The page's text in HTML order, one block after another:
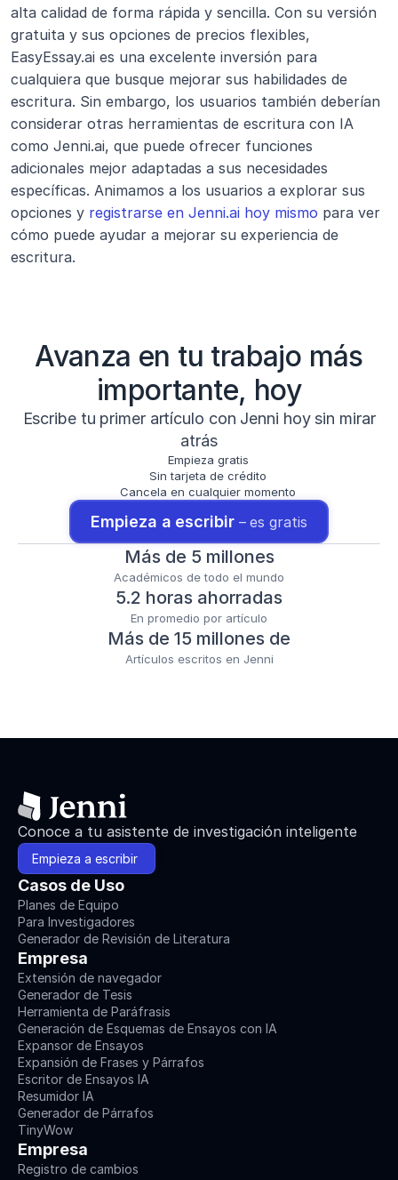
alta calidad de forma rápida y sencilla. Con su versión
gratuita y sus opciones de precios flexibles,
EasyEssay.ai es una excelente inversión para
cualquiera que busque mejorar sus habilidades de
escritura. Sin embargo, los usuarios también deberían
considerar otras herramientas de escritura con IA
como Jenni.ai, que puede ofrecer funciones
adicionales mejor adaptadas a sus necesidades
específicas. Animamos a los usuarios a explorar sus
opciones y registrarse en Jenni.ai hoy mismo para ver
cómo puede ayudar a mejorar su experiencia de
escritura.
Avanza en tu trabajo más
importante, hoy
Escribe tu primer artículo con Jenni hoy sin mirar
atrás
Empieza gratis
Sin tarjeta de crédito
Cancela en cualquier momento
Empieza a escribir – es gratis
Más de 5 millones
Académicos de todo el mundo
5.2 horas ahorradas
En promedio por artículo
Más de 15 millones de
Artículos escritos en Jenni
Conoce a tu asistente de investigación inteligente
Empieza a escribir
Casos de Uso
Planes de Equipo
Para Investigadores
Generador de Revisión de Literatura
Empresa
Extensión de navegador
Generador de Tesis
Herramienta de Paráfrasis
Generación de Esquemas de Ensayos con IA
Expansor de Ensayos
Expansión de Frases y Párrafos
Escritor de Ensayos IA
Resumidor IA
Generador de Párrafos
TinyWow
Empresa
Registro de cambios